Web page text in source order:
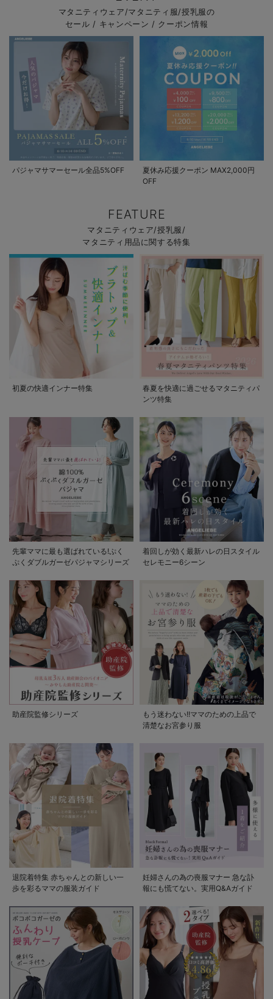
マタニティウェア/マタニティ服/授乳服の
セール / キャンペーン / クーポン情報
パジャマサマーセール全品5%OFF
夏休み応援クーポン MAX2,000円
OFF
FEATURE
マタニティウェア/授乳服/
マタニティ用品に関する特集
初夏の快適インナー特集
春夏を快適に過ごせるマタニティパ
ンツ特集
先輩ママに最も選ばれている!ぷく
ぷくダブルガーゼパジャマシリーズ
着回しが効く最新ハレの日スタイル
セレモニー6シーン
助産院監修シリーズ
もう迷わない!!ママのための上品で
清楚なお宮参り服
退院着特集 赤ちゃんとの新しい一
歩を彩るママの服装ガイド
妊婦さんの為の喪服マナー 急な訃
報にも慌てない。実用Q&Aガイド